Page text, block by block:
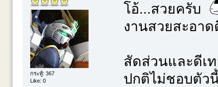
กระทู้: 367
Like: 0
โอ้...สวยครับ
งานสวยสะอาด
สัดส่วนและดีเ
ปกติไม่ชอบตัว